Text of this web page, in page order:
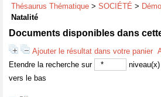
Thésaurus Thématique > SOCIÉTÉ >
Natalité
Documents disponibles dans
Ajouter le résultat dans votre panier
Etendre la recherche sur
vers le bas